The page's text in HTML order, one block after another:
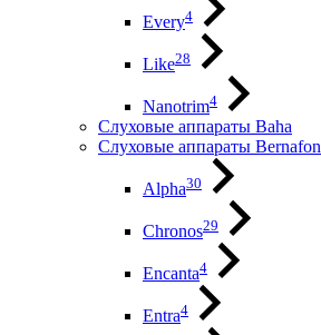
Every4
Like28
Nanotrim4
Слуховые аппараты Baha
Слуховые аппараты Bernafon
Alpha30
Chronos29
Encanta4
Entra4